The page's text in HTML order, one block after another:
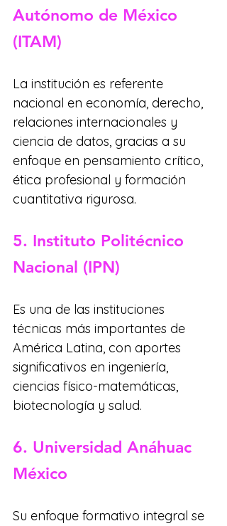
Autónomo de México
(ITAM)
La institución es referente
nacional en economía, derecho,
relaciones internacionales y
ciencia de datos, gracias a su
enfoque en pensamiento crítico,
ética profesional y formación
cuantitativa rigurosa.
5. Instituto Politécnico
Nacional (IPN)
Es una de las instituciones
técnicas más importantes de
América Latina, con aportes
significativos en ingeniería,
ciencias físico-matemáticas,
biotecnología y salud.
6. Universidad Anáhuac
México
Su enfoque formativo integral se